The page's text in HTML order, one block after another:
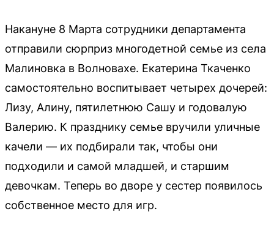
Накануне 8 Марта сотрудники департамента
отправили сюрприз многодетной семье из села
Малиновка в Волновахе. Екатерина Ткаченко
самостоятельно воспитывает четырех дочерей:
Лизу, Алину, пятилетнюю Сашу и годовалую
Валерию. К празднику семье вручили уличные
качели — их подбирали так, чтобы они
подходили и самой младшей, и старшим
девочкам. Теперь во дворе у сестер появилось
собственное место для игр.